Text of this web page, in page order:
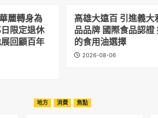
麗轉身為
限定退休
回顧百年
高雄大遠百 引進義大
品品牌 國際食品認證
的食用油選擇
2026-08-06
地方 消費 焦點